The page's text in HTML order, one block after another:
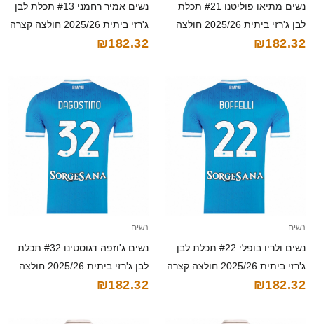
נשים מתיאו פוליטנו #21 תכלת
לבן ג'רזי ביתית 2025/26 חולצה
קצרה
₪182.32
נשים אמיר רחמני #13 תכלת לבן
ג'רזי ביתית 2025/26 חולצה קצרה
₪182.32
נשים
נשים ולריו בופלי #22 תכלת לבן
ג'רזי ביתית 2025/26 חולצה קצרה
₪182.32
נשים
נשים ג'וזפה דגוסטינו #32 תכלת
לבן ג'רזי ביתית 2025/26 חולצה
קצרה
₪182.32